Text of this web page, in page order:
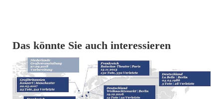
Das könnte Sie auch interessieren